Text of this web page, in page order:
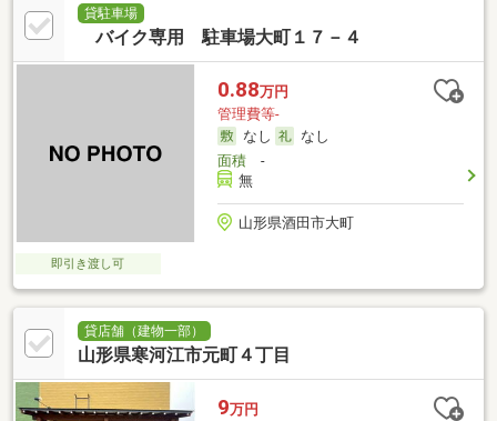
貸駐車場
バイク専用 駐車場大町１７－４
0.88万円
管理費等-
なし
なし
面積-
無
山形県酒田市大町
即引き渡し可
貸店舗（建物一部）
山形県寒河江市元町４丁目
9万円